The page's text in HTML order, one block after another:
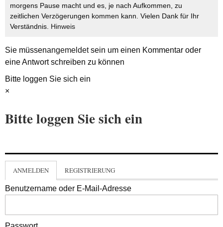
morgens Pause macht und es, je nach Aufkommen, zu
zeitlichen Verzögerungen kommen kann. Vielen Dank für Ihr
Verständnis. Hinweis
Sie müssenangemeldetsein um einen Kommentar oder
eine Antwort schreiben zu können
Bitte loggen Sie sich ein
×
Bitte loggen Sie sich ein
ANMELDEN REGISTRIERUNG
Benutzername oder E-Mail-Adresse